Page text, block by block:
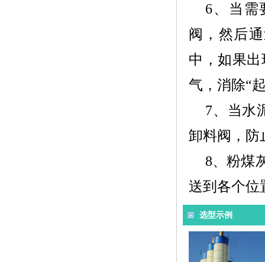
6、 当需
阀，然后
中，如果
气，消除“
7、 当水
卸料阀，防
8、粉煤
送到各个位
选型示例